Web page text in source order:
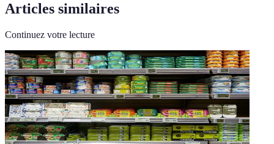
Articles similaires
Continuez votre lecture